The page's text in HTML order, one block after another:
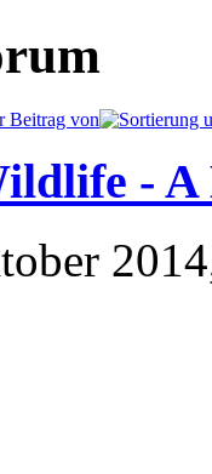
Beitrag von
-